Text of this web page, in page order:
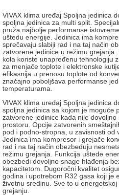
VIVAX klima uređaj Spoljna jedinica
spoljna jedinica za multi split.
pruža najbolje performanse
uštedu energije. Jedinica ima
sprečavaju slabiji rad i na taj način
zatvorene jedinice u režimu
kola koriste unapređenu tehnologiju
za menjače toplote i elektronske
efikasnija u prenosu toplote od
značajno poboljšava performanse
temperaturama.
VIVAX klima uređaj Spoljna jedinica
spoljna jedinica sa kojom je moguće
zatvorene jedinice kada nije
prostoru. Opcije zatvorenih
pod i podno-stropna, u zavisnosti od
Jedinica ima kompresor i grejače
rad i na taj način obezbeđuju
režimu grejanja. Funkcija uštede
obezbedi dovoljno snage hlađenja
kapacitetom. Dugoročni kvalitet
godina i upotrebom R32 gasa koji je
životnu sredinu. Sve to u energetskoj
grejanju.